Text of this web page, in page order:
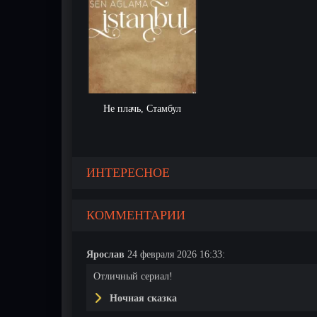
Не плачь, Стамбул
ИНТЕРЕСНОЕ
КОММЕНТАРИИ
Ярослав 24 февраля 2026 16:33:
Отличный сериал!
Ночная сказка